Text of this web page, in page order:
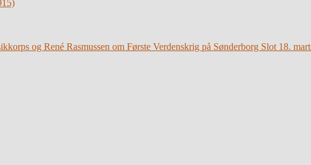
og René Rasmussen om Første Verdenskrig på Sønderborg Slot 18.